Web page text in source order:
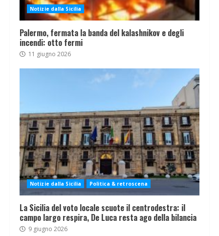
Notizie dalla Sicilia
Palermo, fermata la banda del kalashnikov e degli
incendi: otto fermi
11 giugno 2026
Notizie dalla Sicilia Politica & retroscena
La Sicilia del voto locale scuote il centrodestra: il
campo largo respira, De Luca resta ago della bilancia
9 giugno 2026